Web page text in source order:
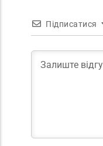
Підписатися